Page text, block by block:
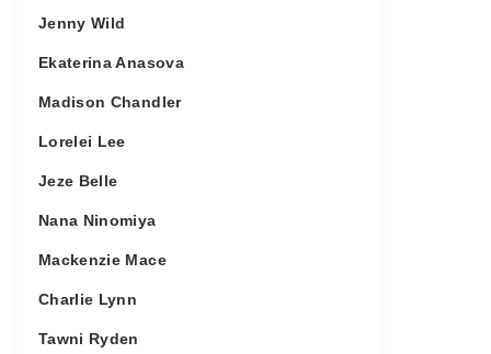
Jenny Wild
Ekaterina Anasova
Madison Chandler
Lorelei Lee
Jeze Belle
Nana Ninomiya
Mackenzie Mace
Charlie Lynn
Tawni Ryden